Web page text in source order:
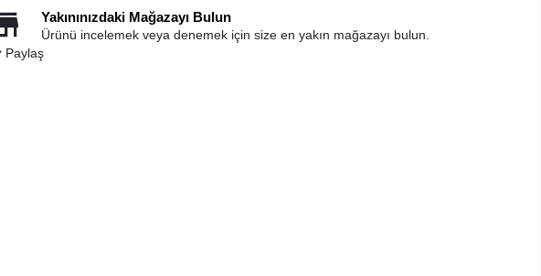
Yakınınızdaki Mağazayı Bulun
Ürünü incelemek veya denemek için size en yakın mağazayı bulun.
Paylaş